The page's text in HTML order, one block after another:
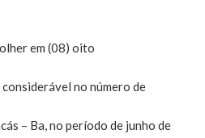
em (08) oito
no número de
– Ba, no período de junho de